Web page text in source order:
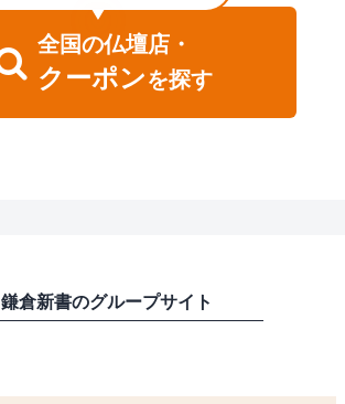
全国の仏壇店・
クーポンを探す
鎌倉新書のグループサイト